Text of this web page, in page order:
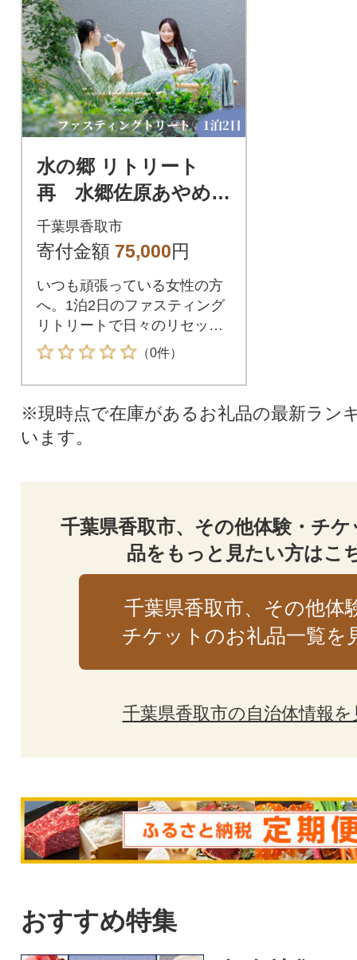
水の郷 リトリート
再 水郷佐原あやめパ
ーク隣接 ファステ
ィングリトリート
千葉県香取市
寄付金額 75,000円
いつも頑張っている女性の方
へ。1泊2日のファスティング
リトリートで日々のリセット
を!!
（0件）
※現時点で在庫があるお礼品の最新ラン
います。
千葉県香取市、その他体験・チ
品をもっと見たい方はこ
千葉県香取市、その他体
チケットのお礼品一覧を
千葉県香取市の自治体情報を
おすすめ特集